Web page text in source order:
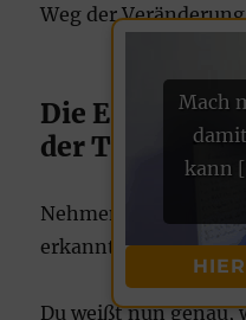
Mach
kann
Weg der
Die
der
Nehmen wir an, du
erkannt und
Du weißt nun genau,